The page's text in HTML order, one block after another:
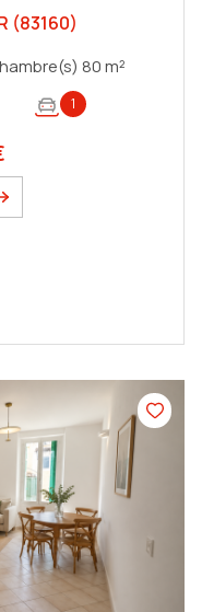
(83160)
Appartement 4 pièce(s) 2 chambre(s) 80 m²
1